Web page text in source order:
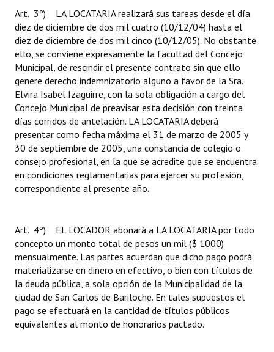
Art. 3º) LA LOCATARIA realizará sus tareas desde el día
diez de diciembre de dos mil cuatro (10/12/04) hasta el
diez de diciembre de dos mil cinco (10/12/05). No obstante
ello, se conviene expresamente la facultad del Concejo
Municipal, de rescindir el presente contrato sin que ello
genere derecho indemnizatorio alguno a favor de la Sra.
Elvira Isabel Izaguirre, con la sola obligación a cargo del
Concejo Municipal de preavisar esta decisión con treinta
días corridos de antelación. LA LOCATARIA deberá
presentar como fecha máxima el 31 de marzo de 2005 y
30 de septiembre de 2005, una constancia de colegio o
consejo profesional, en la que se acredite que se encuentra
en condiciones reglamentarias para ejercer su profesión,
correspondiente al presente año.
Art. 4º) EL LOCADOR abonará a LA LOCATARIA por todo
concepto un monto total de pesos un mil ($ 1000)
mensualmente. Las partes acuerdan que dicho pago podrá
materializarse en dinero en efectivo, o bien con títulos de
la deuda pública, a sola opción de la Municipalidad de la
ciudad de San Carlos de Bariloche. En tales supuestos el
pago se efectuará en la cantidad de títulos públicos
equivalentes al monto de honorarios pactado.